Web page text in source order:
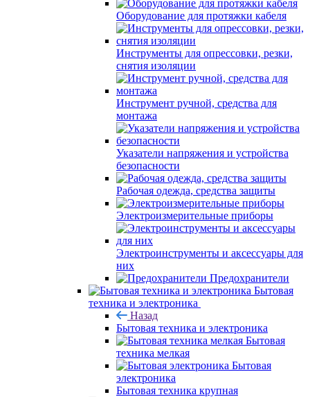
Оборудование для протяжки кабеля
Инструменты для опрессовки, резки,
снятия изоляции
Инструмент ручной, средства для
монтажа
Указатели напряжения и устройства
безопасности
Рабочая одежда, средства защиты
Электроизмерительные приборы
Электроинструменты и аксессуары для
них
Предохранители
Бытовая
техника и электроника
Назад
Бытовая техника и электроника
Бытовая
техника мелкая
Бытовая
электроника
Бытовая техника крупная